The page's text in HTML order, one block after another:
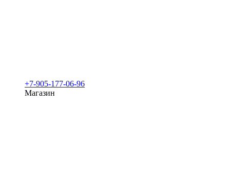
+7-905-177-06-96
Магазин